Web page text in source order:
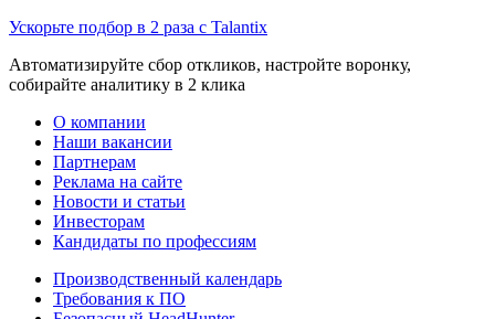
Ускорьте подбор в 2 раза с Talantix
Автоматизируйте сбор откликов, настройте воронку,
собирайте аналитику в 2 клика
О компании
Наши вакансии
Партнерам
Реклама на сайте
Новости и статьи
Инвесторам
Кандидаты по профессиям
Производственный календарь
Требования к ПО